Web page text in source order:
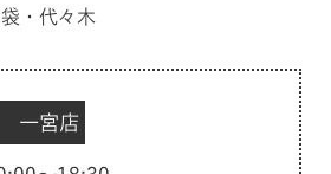
・代々木
一宮店